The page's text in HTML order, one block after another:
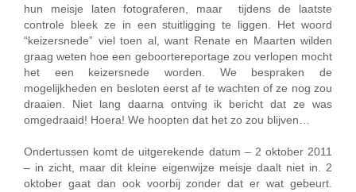
hun meisje laten fotograferen, maar tijdens de laatste
controle bleek ze in een stuitligging te liggen. Het woord
“keizersnede” viel toen al, want Renate en Maarten wilden
graag weten hoe een geboortereportage zou verlopen mocht
het een keizersnede worden. We bespraken de
mogelijkheden en besloten eerst af te wachten of ze nog zou
draaien. Niet lang daarna ontving ik bericht dat ze was
omgedraaid! Hoera! We hoopten dat het zo zou blijven…
Ondertussen komt de uitgerekende datum – 2 oktober 2011
– in zicht, maar dit kleine eigenwijze meisje daalt niet in. 2
oktober gaat dan ook voorbij zonder dat er wat gebeurt.